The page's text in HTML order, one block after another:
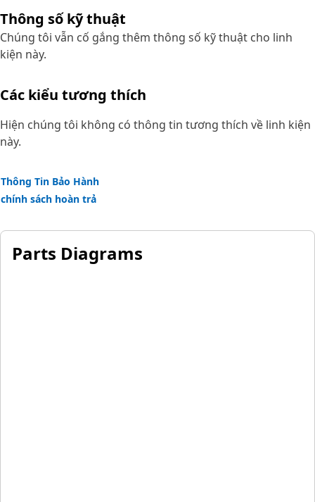
dealer for full details.
Thông số kỹ thuật
Chúng tôi vẫn cố gắng thêm thông số kỹ thuật cho linh
kiện này.
Các kiểu tương thích
Hiện chúng tôi không có thông tin tương thích về linh kiện
này.
Thông Tin Bảo Hành
chính sách hoàn trả
Parts Diagrams